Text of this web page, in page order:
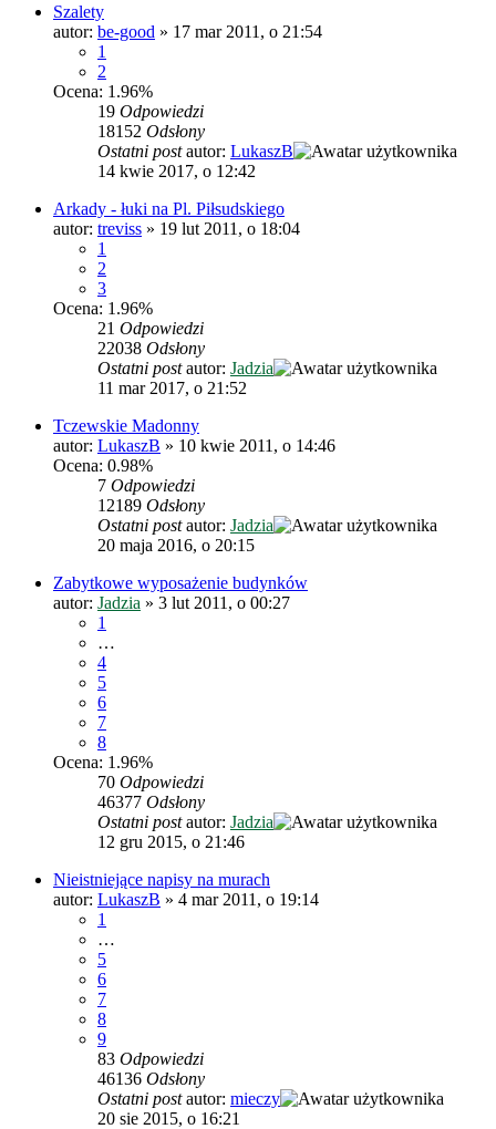
Szalety
autor: be-good » 17 mar 2011, o 21:54
1
2
Ocena: 1.96%
19 Odpowiedzi
18152 Odsłony
Ostatni postautor: LukaszB
14 kwie 2017, o 12:42
Arkady - łuki na Pl. Piłsudskiego
autor: treviss » 19 lut 2011, o 18:04
1
2
3
Ocena: 1.96%
21 Odpowiedzi
22038 Odsłony
Ostatni postautor: Jadzia
11 mar 2017, o 21:52
Tczewskie Madonny
autor: LukaszB » 10 kwie 2011, o 14:46
Ocena: 0.98%
7 Odpowiedzi
12189 Odsłony
Ostatni postautor: Jadzia
20 maja 2016, o 20:15
Zabytkowe wyposażenie budynków
autor: Jadzia » 3 lut 2011, o 00:27
1
…
4
5
6
7
8
Ocena: 1.96%
70 Odpowiedzi
46377 Odsłony
Ostatni postautor: Jadzia
12 gru 2015, o 21:46
Nieistniejące napisy na murach
autor: LukaszB » 4 mar 2011, o 19:14
1
…
5
6
7
8
9
83 Odpowiedzi
46136 Odsłony
Ostatni postautor: mieczy
20 sie 2015, o 16:21